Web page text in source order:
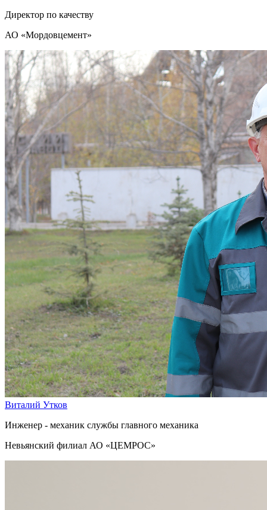
Директор по качеству
АО «Мордовцемент»
Виталий Утков
Инженер - механик службы главного механика
Невьянский филиал АО «ЦЕМРОС»